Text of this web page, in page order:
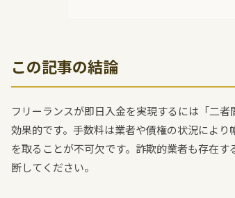
この記事の結論
フリーランスが即日入金を実現するには「二
効果的です。手数料は業者や債権の状況によ
を取ることが不可欠です。詐欺的業者も存在
断してください。